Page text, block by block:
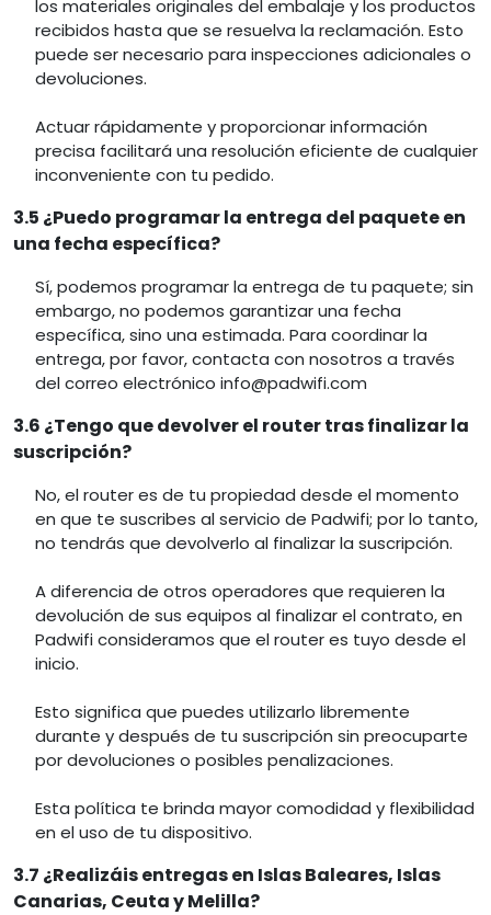
los materiales originales del embalaje y los productos
recibidos hasta que se resuelva la reclamación. Esto
puede ser necesario para inspecciones adicionales o
devoluciones.
Actuar rápidamente y proporcionar información
precisa facilitará una resolución eficiente de cualquier
inconveniente con tu pedido.
3.5 ¿Puedo programar la entrega del paquete en
una fecha específica?
Sí, podemos programar la entrega de tu paquete; sin
embargo, no podemos garantizar una fecha
específica, sino una estimada. Para coordinar la
entrega, por favor, contacta con nosotros a través
del correo electrónico info@padwifi.com
3.6 ¿Tengo que devolver el router tras finalizar la
suscripción?
No, el router es de tu propiedad desde el momento
en que te suscribes al servicio de Padwifi; por lo tanto,
no tendrás que devolverlo al finalizar la suscripción.
A diferencia de otros operadores que requieren la
devolución de sus equipos al finalizar el contrato, en
Padwifi consideramos que el router es tuyo desde el
inicio.
Esto significa que puedes utilizarlo libremente
durante y después de tu suscripción sin preocuparte
por devoluciones o posibles penalizaciones.
Esta política te brinda mayor comodidad y flexibilidad
en el uso de tu dispositivo.
3.7 ¿Realizáis entregas en Islas Baleares, Islas
Canarias, Ceuta y Melilla?